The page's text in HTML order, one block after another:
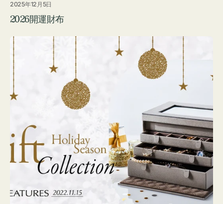
2025年12月5日
2026開運財布